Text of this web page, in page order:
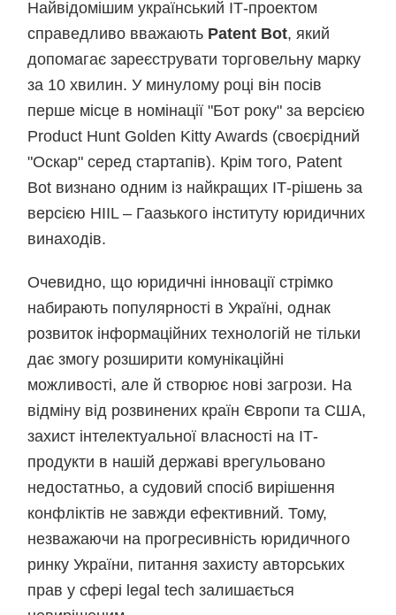
Найвідомішим український ІТ-проектом
справедливо вважають Patent Bot, який
допомагає зареєструвати торговельну марку
за 10 хвилин. У минулому році він посів
перше місце в номінації "Бот року" за версією
Product Hunt Golden Kitty Awards (своєрідний
"Оскар" серед стартапів). Крім того, Patent
Bot визнано одним із найкращих ІТ-рішень за
версією HIIL – Гаазького інституту юридичних
винаходів.
Очевидно, що юридичні інновації стрімко
набирають популярності в Україні, однак
розвиток інформаційних технологій не тільки
дає змогу розширити комунікаційні
можливості, але й створює нові загрози. На
відміну від розвинених країн Європи та США,
захист інтелектуальної власності на ІТ-
продукти в нашій державі врегульовано
недостатньо, а судовий спосіб вирішення
конфліктів не завжди ефективний. Тому,
незважаючи на прогресивність юридичного
ринку України, питання захисту авторських
прав у сфері legal tech залишається